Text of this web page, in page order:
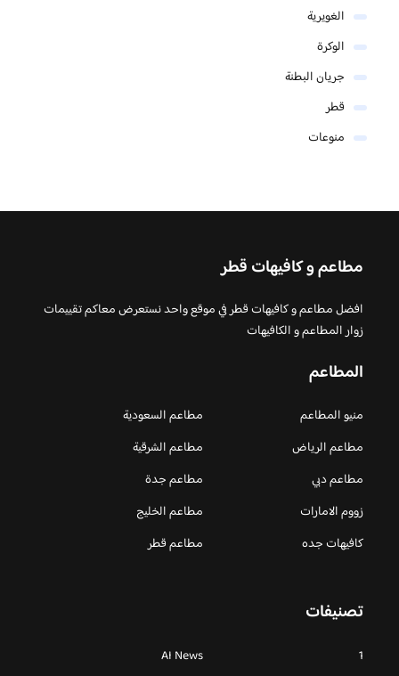
الغويرية
الوكرة
جريان البطنة
قطر
منوعات
مطاعم و كافيهات قطر
افضل مطاعم و كافيهات قطر في موقع واحد نستعرض معاكم تقييمات
زوار المطاعم و الكافيهات
المطاعم
منيو المطاعم
مطاعم السعودية
مطاعم الرياض
مطاعم الشرقية
مطاعم دبي
مطاعم جدة
زووم الامارات
مطاعم الخليج
كافيهات جده
مطاعم قطر
تصنيفات
1
AI News